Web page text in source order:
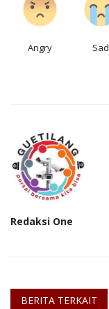
Angry Sad
Redaksi One
BERITA TERKAIT